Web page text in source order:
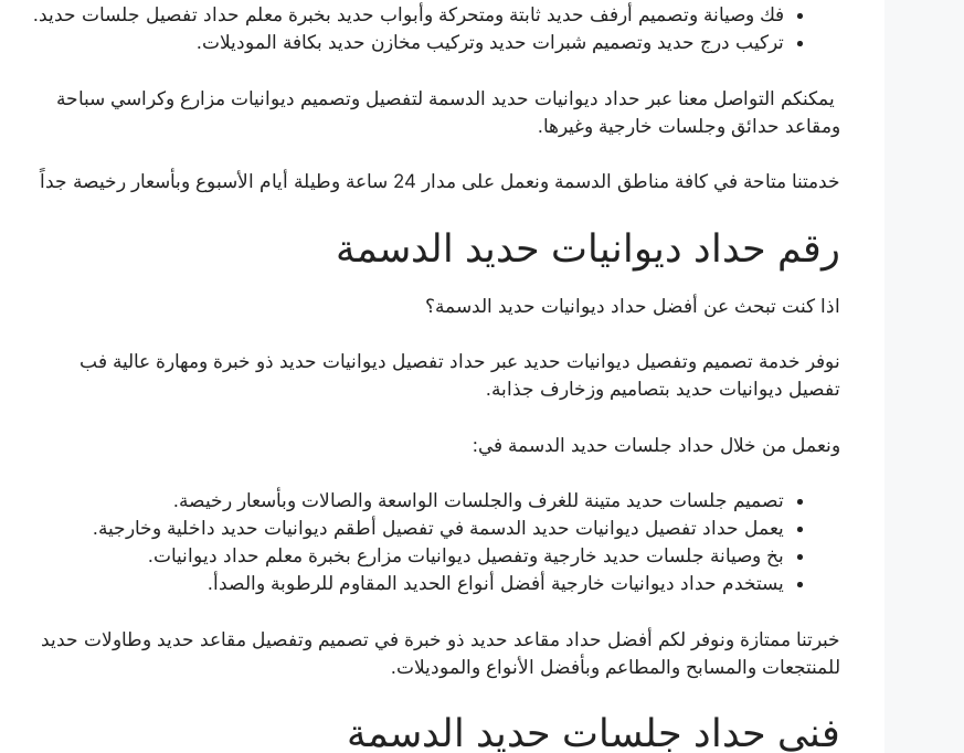
فك وصيانة وتصميم أرفف حديد ثابتة ومتحركة وأبواب حديد بخبرة معلم حداد تفصيل جلسات حديد.
تركيب درج حديد وتصميم شبرات حديد وتركيب مخازن حديد بكافة الموديلات.
يمكنكم التواصل معنا عبر حداد ديوانيات حديد الدسمة لتفصيل وتصميم ديوانيات مزارع وكراسي سباحة
ومقاعد حدائق وجلسات خارجية وغيرها.
خدمتنا متاحة في كافة مناطق الدسمة ونعمل على مدار 24 ساعة وطيلة أيام الأسبوع وبأسعار رخيصة جداً
رقم حداد ديوانيات حديد الدسمة
اذا كنت تبحث عن أفضل حداد ديوانيات حديد الدسمة؟
نوفر خدمة تصميم وتفصيل ديوانيات حديد عبر حداد تفصيل ديوانيات حديد ذو خبرة ومهارة عالية فب
تفصيل ديوانيات حديد بتصاميم وزخارف جذابة.
ونعمل من خلال حداد جلسات حديد الدسمة في:
تصميم جلسات حديد متينة للغرف والجلسات الواسعة والصالات وبأسعار رخيصة.
يعمل حداد تفصيل ديوانيات حديد الدسمة في تفصيل أطقم ديوانيات حديد داخلية وخارجية.
بخ وصيانة جلسات حديد خارجية وتفصيل ديوانيات مزارع بخبرة معلم حداد ديوانيات.
يستخدم حداد ديوانيات خارجية أفضل أنواع الحديد المقاوم للرطوبة والصدأ.
خبرتنا ممتازة ونوفر لكم أفضل حداد مقاعد حديد ذو خبرة في تصميم وتفصيل مقاعد حديد وطاولات حديد
للمنتجعات والمسابح والمطاعم وبأفضل الأنواع والموديلات.
فني حداد جلسات حديد الدسمة